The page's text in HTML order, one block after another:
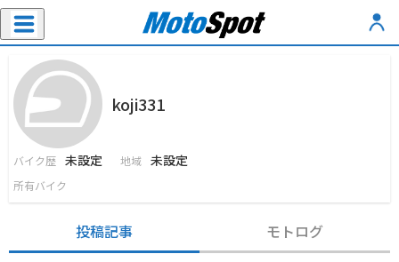
koji331
バイク歴 未設定 地域 未設定
所有バイク
投稿記事 モトログ